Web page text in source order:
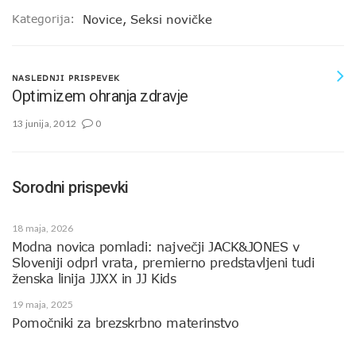
Kategorija: Novice, Seksi novičke
NASLEDNJI PRISPEVEK
Optimizem ohranja zdravje
13 junija, 2012 0
Sorodni prispevki
18 maja, 2026
Modna novica pomladi: največji JACK&JONES v
Sloveniji odprl vrata, premierno predstavljeni tudi
ženska linija JJXX in JJ Kids
19 maja, 2025
Pomočniki za brezskrbno materinstvo